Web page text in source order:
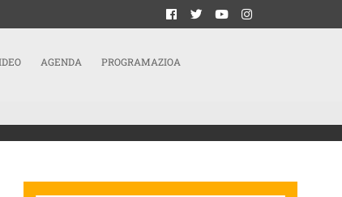
AGENDA PROGRAMAZIOA